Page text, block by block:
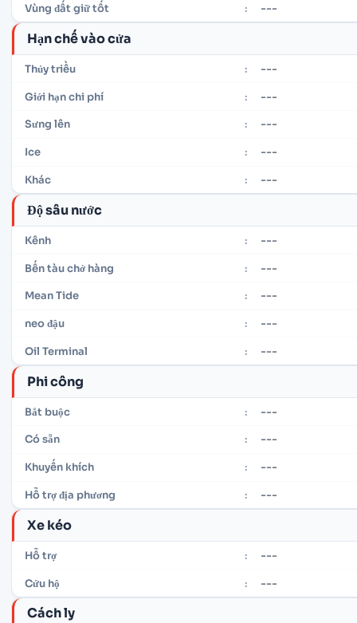
Vùng đất giữ tốt : ---
Hạn chế vào cửa
Thủy triều : ---
Giới hạn chi phí : ---
Sưng lên : ---
Ice : ---
Khác : ---
Độ sâu nước
Kênh : ---
Bến tàu chở hàng : ---
Mean Tide : ---
neo đậu : ---
Oil Terminal : ---
Phi công
Bắt buộc : ---
Có sẵn : ---
Khuyến khích : ---
Hỗ trợ địa phương : ---
Xe kéo
Hỗ trợ : ---
Cứu hộ : ---
Cách ly